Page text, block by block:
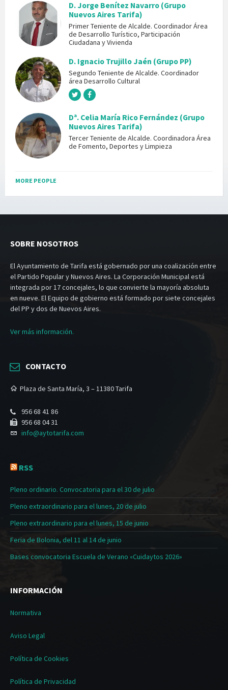
D. Jorge Benítez Navarro (Grupo
Nuevos Aires Tarifa)
Primer Teniente de Alcalde. Coordinador Área
de Desarrollo Turístico, Participación
Ciudadana y Vivienda
D. Ignacio Trujillo Jaén (Grupo PP)
Segundo Teniente de Alcalde. Coordinador
área Desarrollo Cultural
Dª. Celia María Rico Fernández (Grupo
Nuevos Aires Tarifa)
Tercer Teniente de Alcalde. Coordinadora Área
de Fomento, Deportes y Limpieza
MORE PEOPLE
SOBRE NOSOTROS
El Ayuntamiento de Tarifa está gobernado por una coalización entre
el Partido Popular y Nuevos Aires. La Corporación Municipal está
integrada por 17 concejales, lo que convierte la mayoría absoluta
en nueve. El Equipo de gobierno está formado por siete concejales
del PP y dos de Nuevos Aires.
Ver más información.
CONTACTO
Plaza de Santa María, 3 – 11380 Tarifa
956 68 41 86
956 68 04 31
info@aytotarifa.com
RSS
Pleno ordinario. Convocatoria para el 30 de julio
Pleno extraordinario para el lunes, 20 de julio
Pleno extraordinario para el lunes, 15 de junio
Feria de Bolonia, del 11 al 14 de junio
Bases convocatoria Escuela de Verano «Cuidaytos 2026»
INFORMACIÓN
Normativa
Aviso Legal
Política de Cookies
Política de Privacidad